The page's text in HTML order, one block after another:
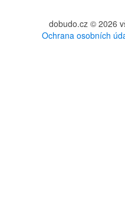
dobudo.cz © 2026
Ochrana osobních